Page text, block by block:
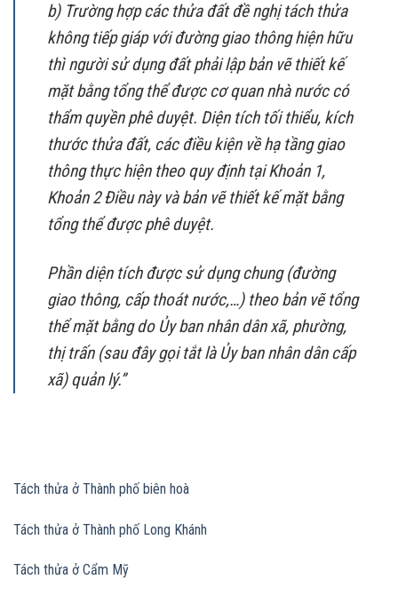
b) Trường hợp các thửa đất đề nghị tách thửa
không tiếp giáp với đường giao thông hiện hữu
thì người sử dụng đất phải lập bản vẽ thiết kế
mặt bằng tổng thể được cơ quan nhà nước có
thẩm quyền phê duyệt. Diện tích tối thiểu, kích
thước thửa đất, các điều kiện về hạ tầng giao
thông thực hiện theo quy định tại Khoản 1,
Khoản 2 Điều này và bản vẽ thiết kế mặt bằng
tổng thể được phê duyệt.
Phần diện tích được sử dụng chung (đường
giao thông, cấp thoát nước,…) theo bản vẽ tổng
thể mặt bằng do Ủy ban nhân dân xã, phường,
thị trấn (sau đây gọi tắt là Ủy ban nhân dân cấp
xã) quản lý.”
Tách thửa ở Thành phố biên hoà
Tách thửa ở Thành phố Long Khánh
Tách thửa ở Cẩm Mỹ